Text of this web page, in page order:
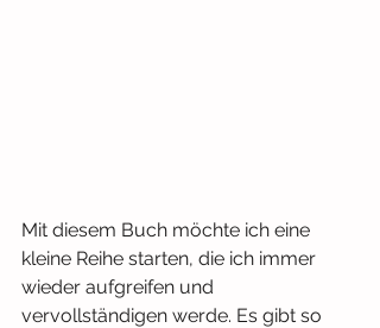
Mit diesem Buch möchte ich eine
kleine Reihe starten, die ich immer
wieder aufgreifen und
vervollständigen werde. Es gibt so